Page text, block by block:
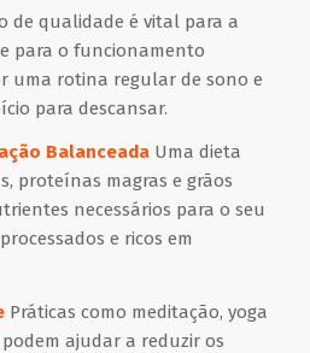
de qualidade é vital para a
para o funcionamento
uma rotina regular de sono e
para descansar.
BalanceadaUma dieta
proteínas magras e grãos
necessários para o seu
e ricos em
Práticas como meditação, yoga
ajudar a reduzir os